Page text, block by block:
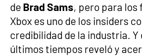
de Brad Sams, pero para los
Xbox es uno de los insiders
credibilidad de la industria. Y
últimos tiempos reveló y